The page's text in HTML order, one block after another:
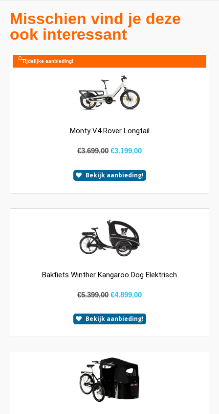
Misschien vind je deze
ook interessant
Tijdelijke aanbieding!
Monty V4 Rover Longtail
€3.699,00 €3.199,00
Bekijk aanbieding!
Bakfiets Winther Kangaroo Dog Elektrisch
€5.399,00 €4.899,00
Bekijk aanbieding!